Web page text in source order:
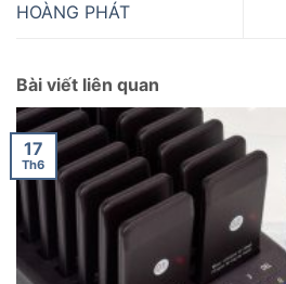
HOÀNG PHÁT
Bài viết liên quan
17
Th6